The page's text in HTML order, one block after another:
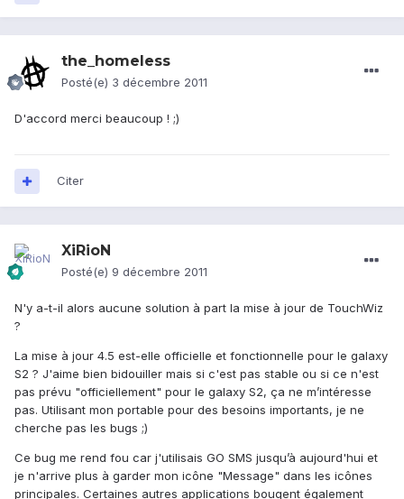
the_homeless
Posté(e) 3 décembre 2011
D'accord merci beaucoup ! ;)
Citer
XiRioN
Posté(e) 9 décembre 2011
N'y a-t-il alors aucune solution à part la mise à jour de TouchWiz
?
La mise à jour 4.5 est-elle officielle et fonctionnelle pour le galaxy
S2 ? J'aime bien bidouiller mais si c'est pas stable ou si ce n'est
pas prévu "officiellement" pour le galaxy S2, ça ne m’intéresse
pas. Utilisant mon portable pour des besoins importants, je ne
cherche pas les bugs ;)
Ce bug me rend fou car j'utilisais GO SMS jusqu’à aujourd'hui et
je n'arrive plus à garder mon icône "Message" dans les icônes
principales. Certaines autres applications bougent également